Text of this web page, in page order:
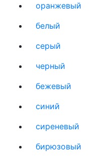
оранжевый
белый
серый
черный
бежевый
синий
сиреневый
бирюзовый